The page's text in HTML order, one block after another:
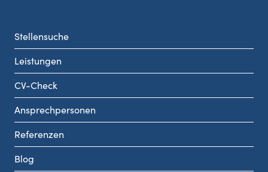
Stellensuche
Leistungen
CV-Check
Ansprechpersonen
Referenzen
Blog